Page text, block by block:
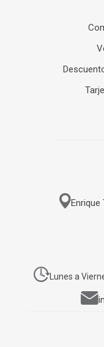
Enrique
Lunes a